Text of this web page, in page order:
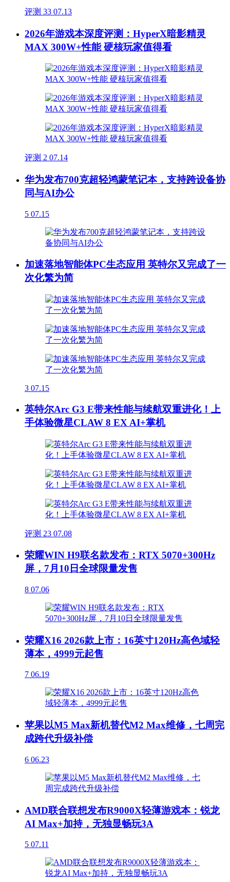
评测 33 07.13
2026年游戏本深度评测：HyperX暗影精灵
MAX 300W+性能 硬核玩家值得看
评测 2 07.14
华为发布700克超轻鸿蒙笔记本，支持跨设备协
同与AI办公
5 07.15
加速落地智能体PC生态应用 英特尔又完成了一
次化繁为简
3 07.15
英特尔Arc G3 E带来性能与续航双重进化！上
手体验微星CLAW 8 EX AI+掌机
评测 23 07.08
荣耀WIN H9联名款发布：RTX 5070+300Hz
屏，7月10日全球限量发售
8 07.06
荣耀X16 2026款上市：16英寸120Hz高色域轻
薄本，4999元起售
7 06.19
苹果以M5 Max新机替代M2 Max维修，七周完
成跨代升级补偿
6 06.23
AMD联合联想发布R9000X轻薄游戏本：锐龙
AI Max+加持，无独显畅玩3A
5 07.11